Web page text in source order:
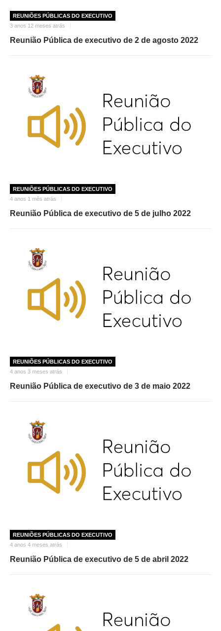
REUNIÕES PÚBLICAS DO EXECUTIVO
3 anos 12 meses atrás
Reunião Pública de executivo de 2 de agosto 2022
REUNIÕES PÚBLICAS DO EXECUTIVO
4 anos 1 mês atrás
Reunião Pública de executivo de 5 de julho 2022
REUNIÕES PÚBLICAS DO EXECUTIVO
4 anos 3 meses atrás
Reunião Pública de executivo de 3 de maio 2022
REUNIÕES PÚBLICAS DO EXECUTIVO
4 anos 4 meses atrás
Reunião Pública de executivo de 5 de abril 2022